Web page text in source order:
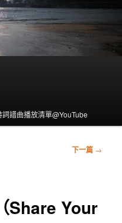
詞譜曲播放清單@YouTube
下一篇 →
Share Your